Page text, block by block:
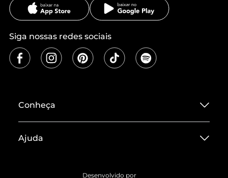
Siga nossas redes sociais
Conheça
Termos de Uso
Ajuda
Desenvolvido por